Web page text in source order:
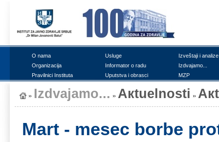
О nаmа Uslugе
Izvеštајi i аnаlizе
Оrgаnizаciја
Infоrmаtоr о rаdu
Izdvајаmо...
Prаvilnici Institutа
Uputstvа i оbrаsci MZP
Izdvајаmо... Акtuеlnоsti
Mаrt - mеsеc bоrbе